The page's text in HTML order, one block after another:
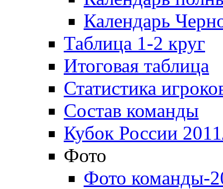
Календарь
Таблица 1-2 круг
Итоговая таблица
Статистика
Состав команды
Кубок России
Фото
Фото команды-